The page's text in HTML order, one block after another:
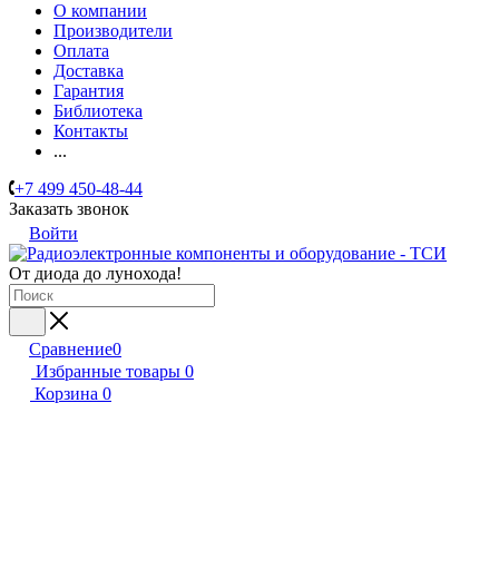
О компании
Производители
Оплата
Доставка
Гарантия
Библиотека
Контакты
...
+7 499 450-48-44
Заказать звонок
Войти
От диода до лунохода!
Сравнение0
Избранные товары 0
Корзина 0